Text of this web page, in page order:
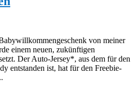
von meiner
einem neuen, zukünftigen
Der Auto-Jersey*, aus dem für den
entstanden ist, hat für den Freebie-